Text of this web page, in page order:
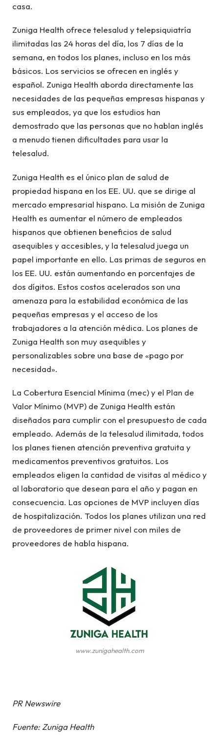
casa.
Zuniga Health ofrece telesalud y telepsiquiatría
ilimitadas las 24 horas del día, los 7 días de la
semana, en todos los planes, incluso en los más
básicos. Los servicios se ofrecen en inglés y
español. Zuniga Health aborda directamente las
necesidades de las pequeñas empresas hispanas y
sus empleados, ya que los estudios han
demostrado que las personas que no hablan inglés
a menudo tienen dificultades para usar la
telesalud.
Zuniga Health es el único plan de salud de
propiedad hispana en los EE. UU. que se dirige al
mercado empresarial hispano. La misión de Zuniga
Health es aumentar el número de empleados
hispanos que obtienen beneficios de salud
asequibles y accesibles, y la telesalud juega un
papel importante en ello. Las primas de seguros en
los EE. UU. están aumentando en porcentajes de
dos dígitos. Estos costos acelerados son una
amenaza para la estabilidad económica de las
pequeñas empresas y el acceso de los
trabajadores a la atención médica. Los planes de
Zuniga Health son muy asequibles y
personalizables sobre una base de «pago por
necesidad».
La Cobertura Esencial Mínima (mec) y el Plan de
Valor Mínimo (MVP) de Zuniga Health están
diseñados para cumplir con el presupuesto de cada
empleado. Además de la telesalud ilimitada, todos
los planes tienen atención preventiva gratuita y
medicamentos preventivos gratuitos. Los
empleados eligen la cantidad de visitas al médico y
al laboratorio que desean para el año y pagan en
consecuencia. Las opciones de MVP incluyen días
de hospitalización. Todos los planes utilizan una red
de proveedores de primer nivel con miles de
proveedores de habla hispana.
www.zunigahealth.com
PR Newswire
Fuente: Zuniga Health